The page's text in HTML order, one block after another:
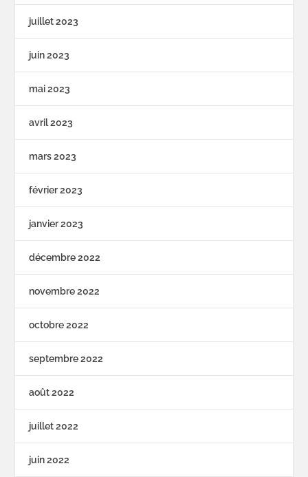
juillet 2023
juin 2023
mai 2023
avril 2023
mars 2023
février 2023
janvier 2023
décembre 2022
novembre 2022
octobre 2022
septembre 2022
août 2022
juillet 2022
juin 2022